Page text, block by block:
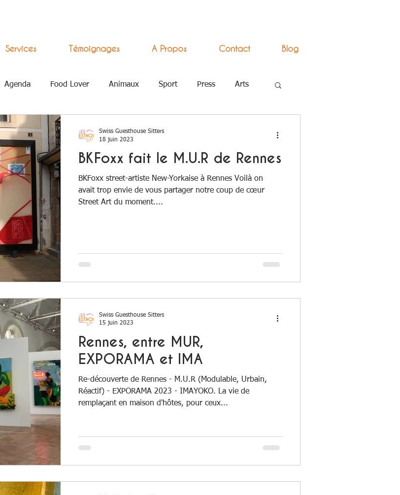
Services Témoignages A Propos Contact Blog
Agenda Food Lover Animaux Sport Press Arts
BKFoxx fait le M.U.R de Rennes
BKFoxx street-artiste New-Yorkaise à Rennes Voilà on
avait trop envie de vous partager notre coup de cœur
Street Art du moment....
Swiss Guesthouse Sitters
18 juin 2023
Rennes, entre MUR,
EXPORAMA et IMA
Re-découverte de Rennes - M.U.R (Modulable, Urbain,
Réactif) - EXPORAMA 2023 - IMAYOKO. La vie de
remplaçant en maison d'hôtes, pour ceux...
Swiss Guesthouse Sitters
15 juin 2023